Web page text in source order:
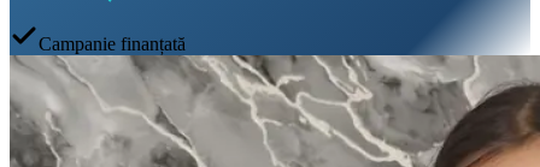
Campanie finanțată